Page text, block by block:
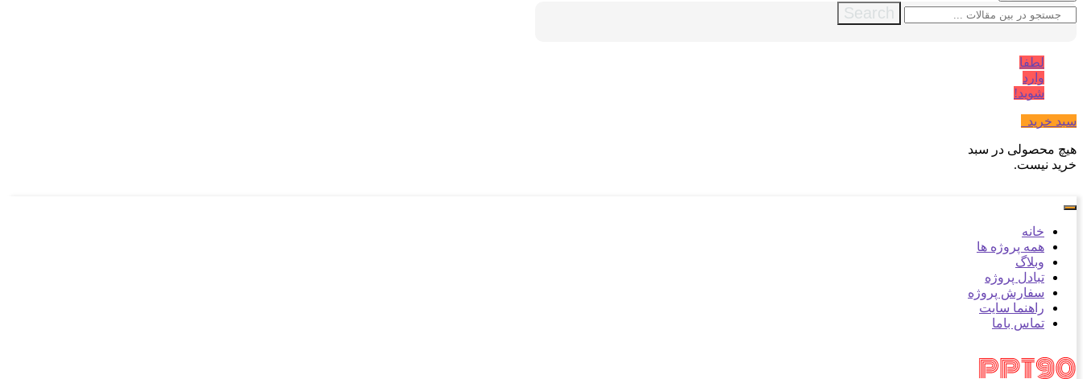
Search
لطفا
وارد
شوید!
سبد خرید
هیچ محصولی در سبد
خرید نیست.
خانه
همه پروژه ها
وبلاگ
تبادل پروژه
سفارش پروژه
راهنما سایت
تماس باما